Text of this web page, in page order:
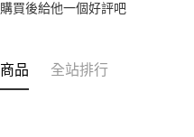
買後給他一個好評吧
品 全站排行